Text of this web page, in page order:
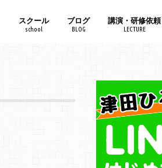
スクール
school
プロコーチカウンセラースクール
10分速読
國志塾
ブログ
BLOG
講演・研修依頼
LECTURE